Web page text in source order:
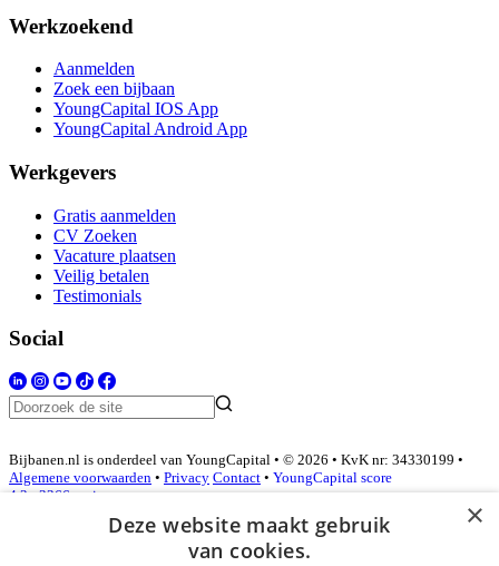
Werkzoekend
Aanmelden
Zoek een bijbaan
YoungCapital IOS App
YoungCapital Android App
Werkgevers
Gratis aanmelden
CV Zoeken
Vacature plaatsen
Veilig betalen
Testimonials
Social
Bijbanen.nl is onderdeel van YoungCapital • © 2026 • KvK nr: 34330199 •
Algemene voorwaarden • Privacy Contact • YoungCapital score
4.3 - 3366 reviews
×
Deze website maakt gebruik
van cookies.